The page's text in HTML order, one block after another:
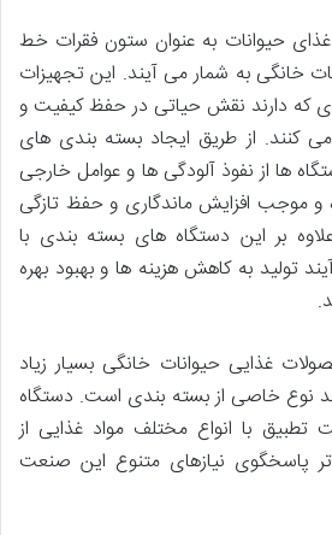
حیوانات به عنوان ستون فقرات خط
خانگی به شمار می آیند. این تجهیزات
ای که دارند نقش حیاتی در حفظ کیفیت و
کنند. از طریق ایجاد بسته بندی های
ها از نفوذ آلودگی ها و عوامل خارجی
موجب افزایش ماندگاری و حفظ تازگی
بر این دستگاه های بسته بندی با
تولید به کاهش هزینه ها و بهبود بهره
غذایی حیوانات خانگی بسیار زیاد
نوع خاصی از بسته بندی است. دستگاه
تطبیق با انواع مختلف مواد غذایی از
پاسخگوی نیازهای متنوع این صنعت